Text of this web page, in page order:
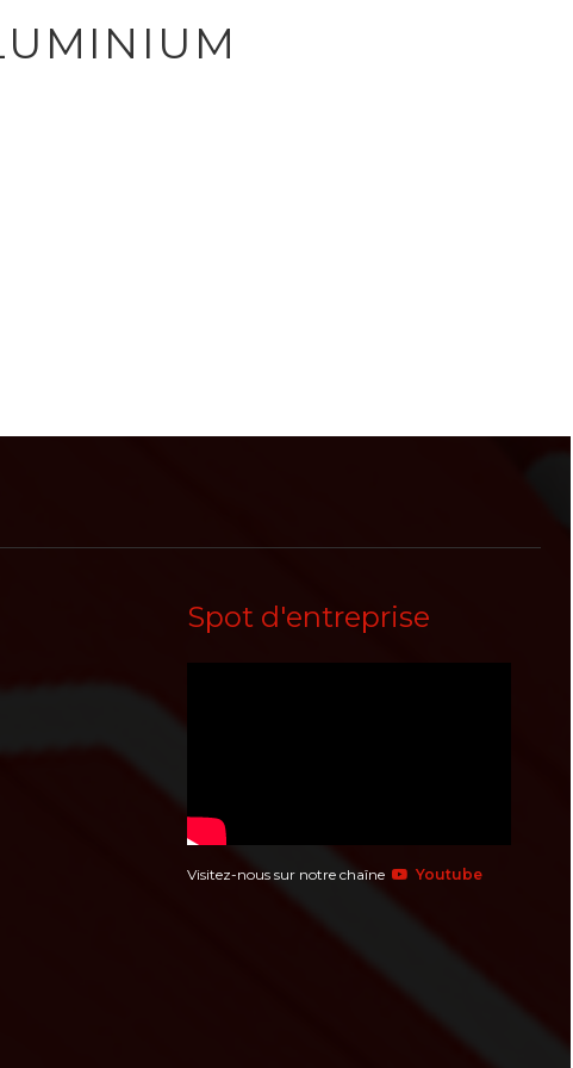
Spot d'entreprise
Visitez-nous sur notre chaîne Youtube